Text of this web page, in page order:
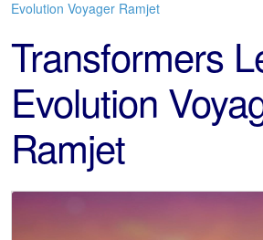
Evolution Voyager Ramjet
Transformers
Evolution
Ramjet